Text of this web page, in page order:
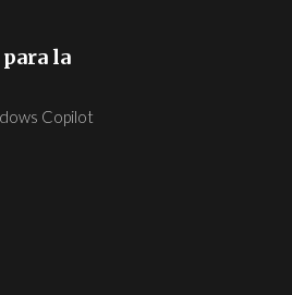
la
Copilot